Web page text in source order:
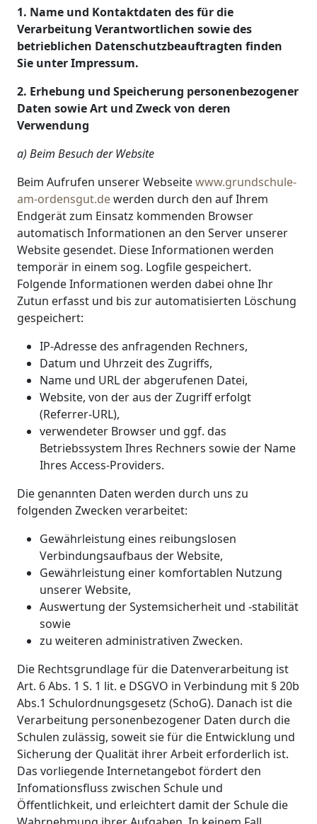
1. Name und Kontaktdaten des für die
Verarbeitung Verantwortlichen sowie des
betrieblichen Datenschutzbeauftragten finden
Sie unter Impressum.
2. Erhebung und Speicherung personenbezogener
Daten sowie Art und Zweck von deren
Verwendung
a) Beim Besuch der Website
Beim Aufrufen unserer Webseitewww.grundschule-
am-ordensgut.dewerden durch den auf Ihrem
Endgerät zum Einsatz kommenden Browser
automatisch Informationen an den Server unserer
Website gesendet. Diese Informationen werden
temporär in einem sog. Logfile gespeichert.
Folgende Informationen werden dabei ohne Ihr
Zutun erfasst und bis zur automatisierten Löschung
gespeichert:
IP-Adresse des anfragenden Rechners,
Datum und Uhrzeit des Zugriffs,
Name und URL der abgerufenen Datei,
Website, von der aus der Zugriff erfolgt
(Referrer-URL),
verwendeter Browser und ggf. das
Betriebssystem Ihres Rechners sowie der Name
Ihres Access-Providers.
Die genannten Daten werden durch uns zu
folgenden Zwecken verarbeitet:
Gewährleistung eines reibungslosen
Verbindungsaufbaus der Website,
Gewährleistung einer komfortablen Nutzung
unserer Website,
Auswertung der Systemsicherheit und -stabilität
sowie
zu weiteren administrativen Zwecken.
Die Rechtsgrundlage für die Datenverarbeitung ist
Art. 6 Abs. 1 S. 1 lit. e DSGVO in Verbindung mit § 20b
Abs.1 Schulordnungsgesetz (SchoG). Danach ist die
Verarbeitung personenbezogener Daten durch die
Schulen zulässig, soweit sie für die Entwicklung und
Sicherung der Qualität ihrer Arbeit erforderlich ist.
Das vorliegende Internetangebot fördert den
Infomationsfluss zwischen Schule und
Öffentlichkeit, und erleichtert damit der Schule die